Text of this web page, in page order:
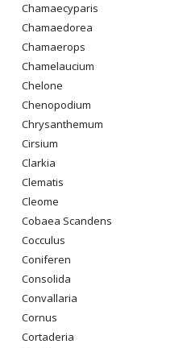
Chamaecyparis
Chamaedorea
Chamaerops
Chamelaucium
Chelone
Chenopodium
Chrysanthemum
Cirsium
Clarkia
Clematis
Cleome
Cobaea Scandens
Cocculus
Coniferen
Consolida
Convallaria
Cornus
Cortaderia